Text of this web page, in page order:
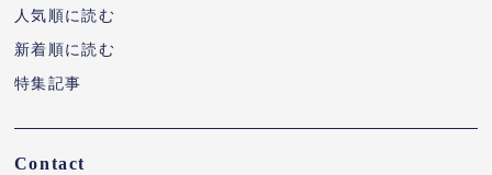
人気順に読む
新着順に読む
特集記事
Contact